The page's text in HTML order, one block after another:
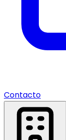
Contacto